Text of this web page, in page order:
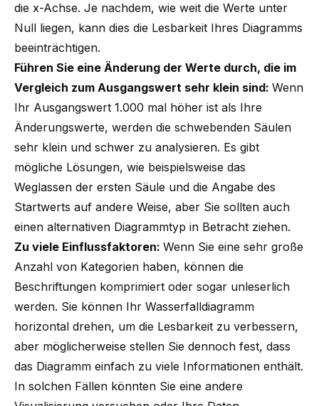
die x-Achse. Je nachdem, wie weit die Werte unter
Null liegen, kann dies die Lesbarkeit Ihres Diagramms
beeinträchtigen.
Führen Sie eine Änderung der Werte durch, die im
Vergleich zum Ausgangswert sehr klein sind: Wenn
Ihr Ausgangswert 1.000 mal höher ist als Ihre
Änderungswerte, werden die schwebenden Säulen
sehr klein und schwer zu analysieren. Es gibt
mögliche Lösungen, wie beispielsweise das
Weglassen der ersten Säule und die Angabe des
Startwerts auf andere Weise, aber Sie sollten auch
einen alternativen Diagrammtyp in Betracht ziehen.
Zu viele Einflussfaktoren: Wenn Sie eine sehr große
Anzahl von Kategorien haben, können die
Beschriftungen komprimiert oder sogar unleserlich
werden. Sie können Ihr Wasserfalldiagramm
horizontal drehen, um die Lesbarkeit zu verbessern,
aber möglicherweise stellen Sie dennoch fest, dass
das Diagramm einfach zu viele Informationen enthält.
In solchen Fällen könnten Sie eine andere